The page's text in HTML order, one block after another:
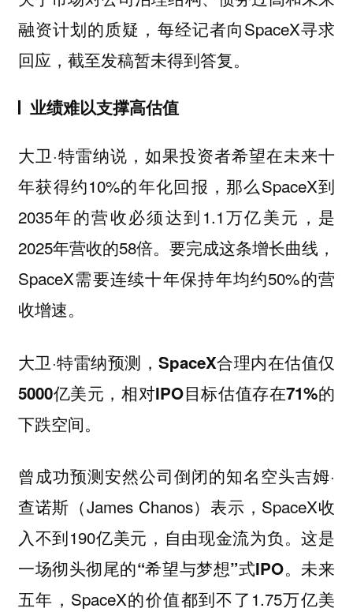
融资计划的质疑，每经记者向SpaceX寻求
回应，截至发稿暂未得到答复。
业绩难以支撑高估值
大卫·特雷纳说，如果投资者希望在未来十
年获得约10%的年化回报，那么SpaceX到
2035年的营收必须达到1.1万亿美元，是
2025年营收的58倍。要完成这条增长曲线，
SpaceX需要连续十年保持年均约50%的营
收增速。
大卫·特雷纳预测， SpaceX合理内在估值仅
5000亿美元，相对IPO目标估值存在71%的
下跌空间。
曾成功预测安然公司倒闭的知名空头吉姆·
查诺斯（James Chanos）表示，SpaceX收
入不到190亿美元，自由现金流为负。这是
一场彻头彻尾的“希望与梦想”式IPO。未来
五年，SpaceX的价值都到不了1.75万亿美